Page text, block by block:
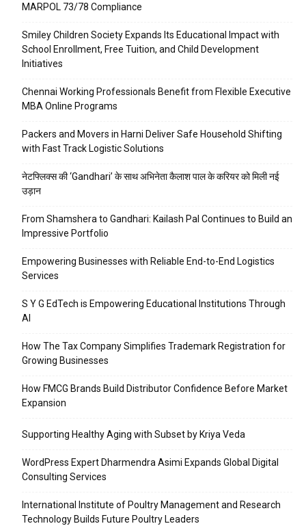
MARPOL 73/78 Compliance
Smiley Children Society Expands Its Educational Impact with
School Enrollment, Free Tuition, and Child Development
Initiatives
Chennai Working Professionals Benefit from Flexible Executive
MBA Online Programs
Packers and Movers in Harni Deliver Safe Household Shifting
with Fast Track Logistic Solutions
नेटफ्लिक्स की ‘Gandhari’ के साथ अभिनेता कैलाश पाल के करियर को मिली नई
उड़ान
From Shamshera to Gandhari: Kailash Pal Continues to Build an
Impressive Portfolio
Empowering Businesses with Reliable End-to-End Logistics
Services
S Y G EdTech is Empowering Educational Institutions Through
AI
How The Tax Company Simplifies Trademark Registration for
Growing Businesses
How FMCG Brands Build Distributor Confidence Before Market
Expansion
Supporting Healthy Aging with Subset by Kriya Veda
WordPress Expert Dharmendra Asimi Expands Global Digital
Consulting Services
International Institute of Poultry Management and Research
Technology Builds Future Poultry Leaders